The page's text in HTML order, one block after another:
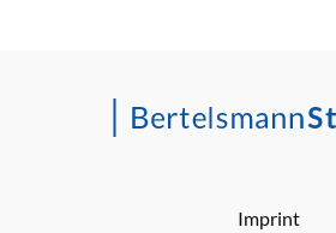
Imprint